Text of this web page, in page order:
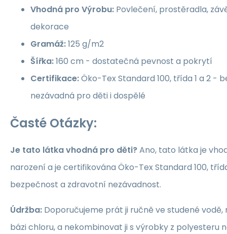
Vhodná pro Výrobu: Povlečení, prostěradla,
dekorace
Gramáž:125 g/m2
Šířka:160 cm - dostatečná pevnost a pokrytí
Certifikace:Öko-Tex Standard 100, třída 1 a 2 -
nezávadná pro děti i dospělé
Časté Otázky:
Je tato látka vhodná pro děti?Ano, tato látka je
narození a je certifikována Öko-Tex Standard 100,
bezpečnost a zdravotní nezávadnost.
Údržba: Doporučujeme prát ji ručně ve studené
bázi chloru, a nekombinovat ji s výrobky z polyesteru